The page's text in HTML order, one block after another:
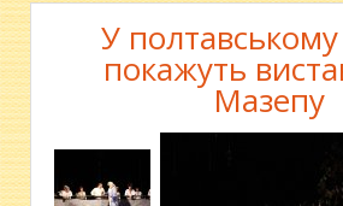
У полтавському
покажуть
Мазепу